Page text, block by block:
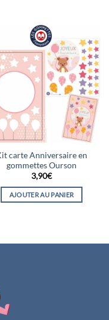
carte Anniversaire en
gommettes Ourson
3,90€
AJOUTER AU PANIER